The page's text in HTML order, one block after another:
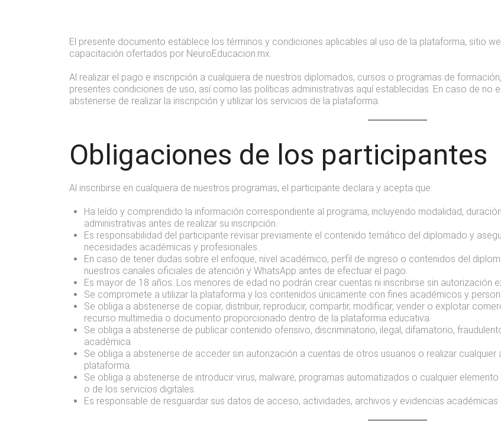
El presente documento establece los términos y condiciones aplicables al uso de la plataforma, sitio
capacitación ofertados por NeuroEducacion.mx.
Al realizar el pago e inscripción a cualquiera de nuestros diplomados, cursos o programas de
presentes condiciones de uso, así como las políticas administrativas aquí establecidas. En caso de no
abstenerse de realizar la inscripción y utilizar los servicios de la plataforma.
Obligaciones de los participantes
Al inscribirse en cualquiera de nuestros programas, el participante declara y acepta que:
Ha leído y comprendido la información correspondiente al programa, incluyendo modalidad,
administrativas antes de realizar su inscripción.
Es responsabilidad del participante revisar previamente el contenido temático del diplomado y
necesidades académicas y profesionales.
En caso de tener dudas sobre el enfoque, nivel académico, perfil de ingreso o contenidos del
nuestros canales oficiales de atención y WhatsApp antes de efectuar el pago.
Es mayor de 18 años. Los menores de edad no podrán crear cuentas ni inscribirse sin autorización
Se compromete a utilizar la plataforma y los contenidos únicamente con fines académicos y
Se obliga a abstenerse de copiar, distribuir, reproducir, compartir, modificar, vender o explotar
recurso multimedia o documento proporcionado dentro de la plataforma educativa.
Se obliga a abstenerse de publicar contenido ofensivo, discriminatorio, ilegal, difamatorio,
académica.
Se obliga a abstenerse de acceder sin autorización a cuentas de otros usuarios o realizar
plataforma.
Se obliga a abstenerse de introducir virus, malware, programas automatizados o cualquier
o de los servicios digitales.
Es responsable de resguardar sus datos de acceso, actividades, archivos y evidencias